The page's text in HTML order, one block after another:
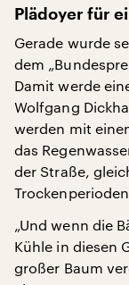
Plädoyer für
Gerade wurde
dem
Damit werde
Wolfgang
werden mit
das
der Straße,
„Und wenn die
Kühle in diesen
großer Baum